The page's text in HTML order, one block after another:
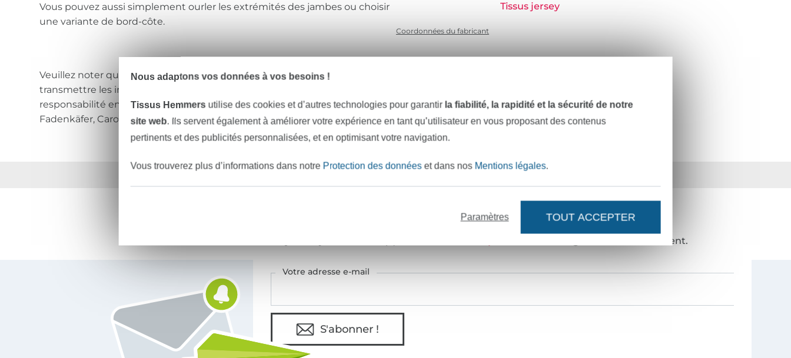
Vous pouvez aussi simplement ourler les extrémités des jambes ou choisir
une variante de bord-côte.
Veuillez noter qu’il n’est pas permis de copier, d’échanger ou de
transmettre les instructions ainsi que le patron. Nous déclinons toute
responsabilité en cas d’erreur dans le mode d’emploi. © Copyright
Fadenkäfer, Carolin Hofmann – Tous droits réservés.
Tissus jersey
Coordonnées du fabricant
VOULEZ-VOUS ÊTRE INFORMÉ DES NOUVEAUTÉS ?
en guise de remerciement.
Votre adresse e-mail
S'abonner !
Nous adaptons vos données à vos besoins !
Tissus Hemmers utilise des cookies et d’autres technologies pour garantir la fiabilité, la rapidité et la sécurité de notre
site web. Ils servent également à améliorer votre expérience en tant qu’utilisateur en vous proposant des contenus
pertinents et des publicités personnalisées, et en optimisant votre navigation.
Vous trouverez plus d’informations dans notre Protection des donnéeset dans nos Mentions légales.
Paramètres TOUT ACCEPTER